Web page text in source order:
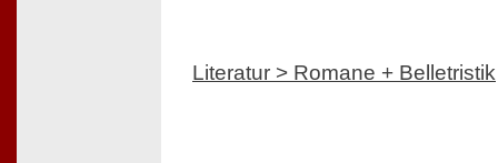
Literatur > Romane + Belletristik